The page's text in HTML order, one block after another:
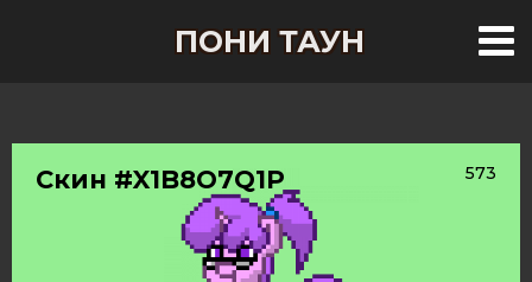
ПОНИ ТАУН
Скин #X1B8O7Q1P 573